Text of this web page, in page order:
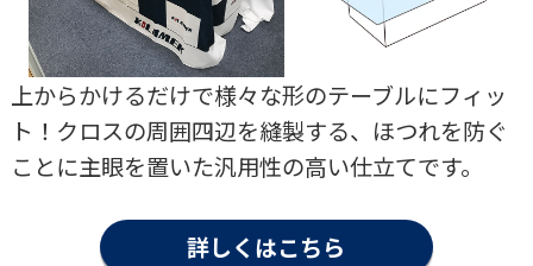
上からかけるだけで様々な形のテーブルにフィッ
ト！クロスの周囲四辺を縫製する、ほつれを防ぐ
ことに主眼を置いた汎用性の高い仕立てです。
詳しくはこちら